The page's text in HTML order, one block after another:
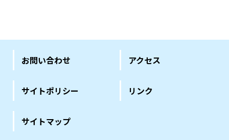
お問い合わせ アクセス
サイトポリシー リンク
サイトマップ